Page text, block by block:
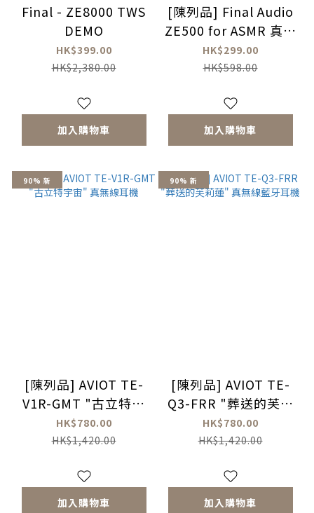
Final - ZE8000 TWS
DEMO
HK$399.00
HK$2,380.00
加入購物車
[陳列品] Final Audio
ZE500 for ASMR 真無
線耳機
HK$299.00
HK$598.00
加入購物車
90% 新
[陳列品] AVIOT TE-
V1R-GMT "古立特宇
宙" 真無線耳機
HK$780.00
HK$1,420.00
加入購物車
90% 新
[陳列品] AVIOT TE-
Q3-FRR "葬送的芙莉
蓮" 真無線藍牙耳機
HK$780.00
HK$1,420.00
加入購物車